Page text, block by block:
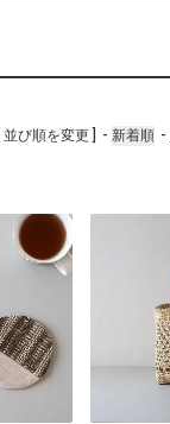
[ 並び順を変更 ] 新着順